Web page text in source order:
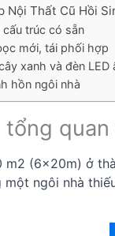
Nội Thất Cũ Hồi
cấu trúc có sẵn
mới, tái phối hợp
xanh và đèn LED
hồn ngôi nhà
tổng
m2 (6x20m) ở
ngôi nhà